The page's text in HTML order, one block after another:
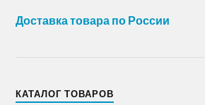
Доставка товара по России
КАТАЛОГ ТОВАРОВ